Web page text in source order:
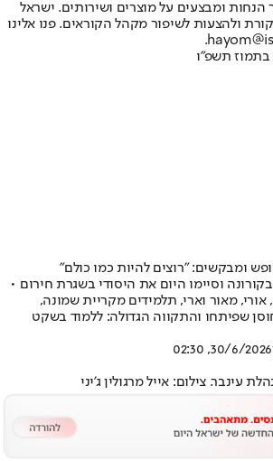
הנחות ומבצעים על מוצרים ושירותים. ישראל
ולהצעות לשיפור מקהל הקוראים. פנו אלינו
בתמוז תשפ"ו
ומבקשים: "רוצים להיות כמו כולם"
וסיימו היום את היסודי בשגרת חירום •
מאור וארי, תלמידים מקריית שמונה,
שפיתחו והתקווה הגדולה: ללמוד בשקט
30/6/2026, 02:30
עינבר. צילום: אייל מרגולין ג'יני